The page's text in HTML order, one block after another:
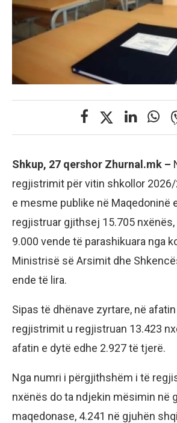
Shkup, 27 qershor Zhurnal.mk –
regjistrimit për vitin shkollor
e mesme publike në Maqedoninë
regjistruar gjithsej 15.705
9.000 vende të parashikuara nga
Ministrisë së Arsimit dhe
ende të lira.
Sipas të dhënave zyrtare, në
regjistrimit u regjistruan 13.423
afatin e dytë edhe 2.927 të tjerë.
Nga numri i përgjithshëm i të
nxënës do ta ndjekin mësimin në
maqedonase, 4.241 në gjuhën